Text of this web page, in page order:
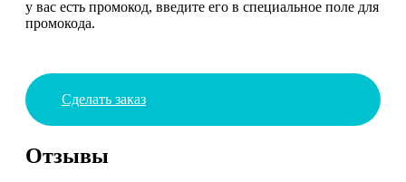
у вас есть промокод, введите его в специальное поле для
промокода.
Сделать заказ
Отзывы